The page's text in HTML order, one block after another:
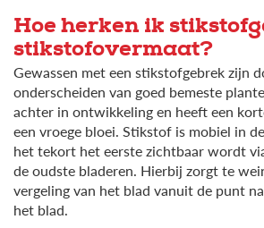
Hoe herken ik
stikstofovermaat?
Gewassen met een stikstofgebrek zijn
onderscheiden van goed bemeste
achter in ontwikkeling en heeft een
een vroege bloei. Stikstof is mobiel in
het tekort het eerste zichtbaar wordt
de oudste bladeren. Hierbij zorgt te
vergeling van het blad vanuit de punt
het blad.